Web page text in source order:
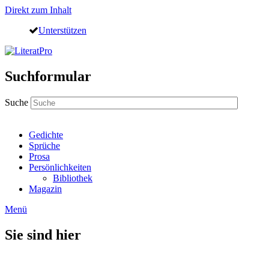
Direkt zum Inhalt
Unterstützen
Suchformular
Suche
Gedichte
Sprüche
Prosa
Persönlichkeiten
Bibliothek
Magazin
Menü
Sie sind hier